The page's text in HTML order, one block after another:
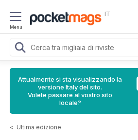
Menu
IT
Attualmente si sta visualizzando la
versione Italy del sito.
Volete passare al vostro sito
locale?
< Ultima edizione